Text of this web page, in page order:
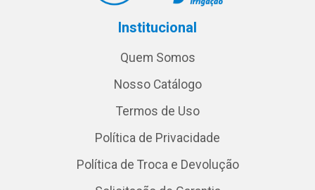
Institucional
Quem Somos
Nosso Catálogo
Termos de Uso
Política de Privacidade
Política de Troca e Devolução